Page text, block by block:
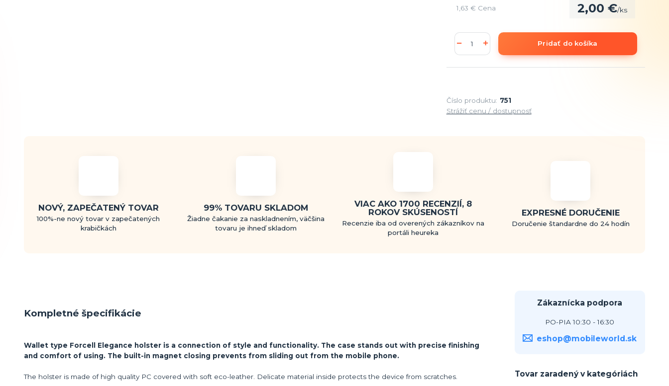
2,00 €/ks
1,63 € Cena
Pridať do košíka
Číslo produktu: 751
Strážiť cenu / dostupnosť
NOVÝ, ZAPEČATENÝ TOVAR
100%-ne nový tovar v zapečatených
krabičkách
99% TOVARU SKLADOM
Žiadne čakanie za naskladnením, väčšina
tovaru je ihneď skladom
VIAC AKO 1700 RECENZIÍ, 8
ROKOV SKÚSENOSTÍ
Recenzie iba od overených zákazníkov na
portáli heureka
EXPRESNÉ DORUČENIE
Doručenie štandardne do 24 hodín
Kompletné špecifikácie
Wallet type Forcell Elegance holster is a connection of style and functionality. The case stands out with precise finishing
and comfort of using. The built-in magnet closing prevents from sliding out from the mobile phone.
The holster is made of high quality PC covered with soft eco-leather. Delicate material inside protects the device from scratches.
Zákaznícka podpora
PO-PIA 10:30 - 16:30
eshop@mobileworld.sk
Tovar zaradený v kategóriách